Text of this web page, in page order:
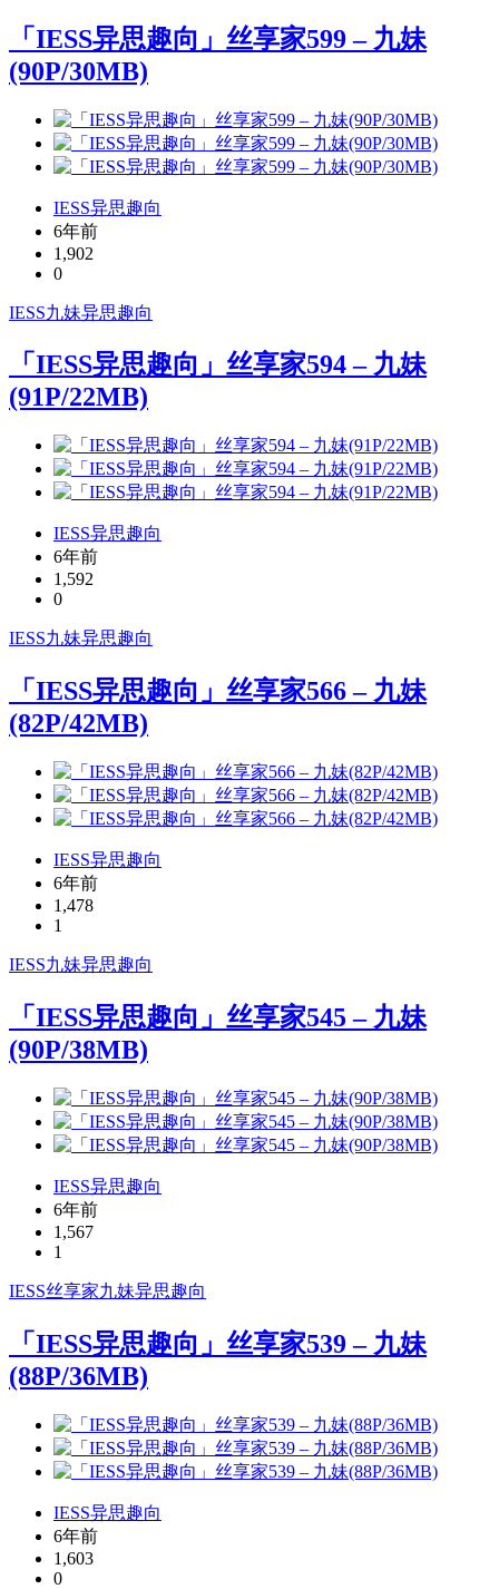
「IESS异思趣向」丝享家599 – 九妹
(90P/30MB)
IESS异思趣向
6年前
1,902
0
IESS九妹异思趣向
「IESS异思趣向」丝享家594 – 九妹
(91P/22MB)
IESS异思趣向
6年前
1,592
0
IESS九妹异思趣向
「IESS异思趣向」丝享家566 – 九妹
(82P/42MB)
IESS异思趣向
6年前
1,478
1
IESS九妹异思趣向
「IESS异思趣向」丝享家545 – 九妹
(90P/38MB)
IESS异思趣向
6年前
1,567
1
IESS丝享家九妹异思趣向
「IESS异思趣向」丝享家539 – 九妹
(88P/36MB)
IESS异思趣向
6年前
1,603
0